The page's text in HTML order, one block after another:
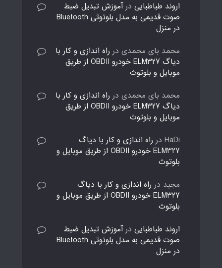
اروند طباطبایی درآموزش تبدیل ضبط
صوت قدیمی به مدل بلوتوثی Bluetooth
در منزل
محمد بای محمدی در راه اندازی و کار با
دیاگ ELM327 خودرو OBDII از طریق
موبایل و بلوتوث
محمد بای محمدی در راه اندازی و کار با
دیاگ ELM327 خودرو OBDII از طریق
موبایل و بلوتوث
HaDi در راه اندازی و کار با دیاگ
ELM327 خودرو OBDII از طریق موبایل و
بلوتوث
مجید در راه اندازی و کار با دیاگ
ELM327 خودرو OBDII از طریق موبایل و
بلوتوث
اروند طباطبایی درآموزش تبدیل ضبط
صوت قدیمی به مدل بلوتوثی Bluetooth
در منزل